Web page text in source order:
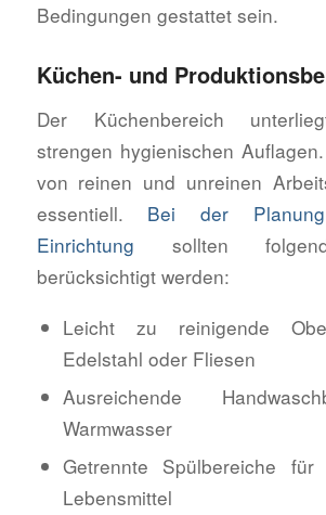
Bedingungen gestattet sein.
Küchen- und
Der Küchenbereich
strengen hygienischen
von reinen und unreinen
essentiell. Bei der
Einrichtung sollten
berücksichtigt werden:
Leicht zu reinigende
Edelstahl oder Fliesen
Ausreichende
Warmwasser
Getrennte Spülbereiche
Lebensmittel